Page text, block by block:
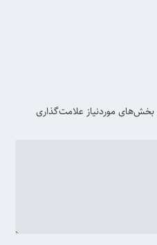
بخش‌های موردنیاز علامت‌گذاری